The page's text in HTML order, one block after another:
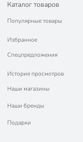
Каталог товаров
Популярные товары
Избранное
Спецпредложения
История просмотров
Наши магазины
Наши бренды
Подарки